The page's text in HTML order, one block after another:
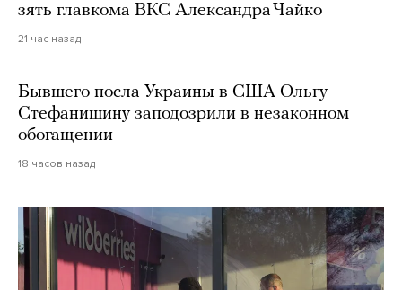
зять главкома ВКС Александра Чайко
21 час назад
Бывшего посла Украины в США Ольгу
Стефанишину заподозрили в незаконном
обогащении
18 часов назад